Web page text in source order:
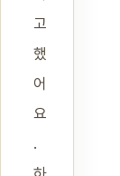
고
했
어
요
.